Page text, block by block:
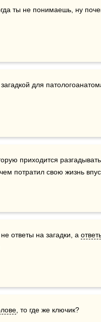
ты не понимаешь, ну
для
приходится
потратил свою жизнь
ответы на загадки, а
, то где же ключик?